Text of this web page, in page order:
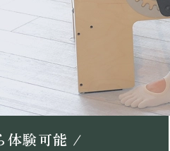
体験可能 /